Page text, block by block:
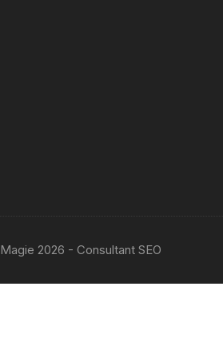
2026 - Consultant SEO